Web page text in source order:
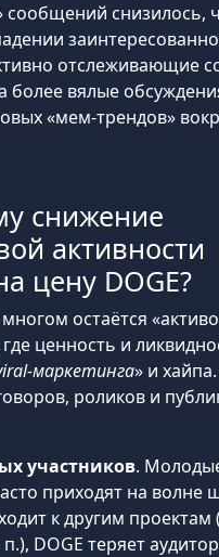
сообщений снизилось,
отслеживающие
более вялые
«мем-трендов»
снижение
активности
цену DOGE?
остаётся
ценность и
маркетинга» и
роликов и
участников.
приходят на волне
к другим проектам
DOGE теряет